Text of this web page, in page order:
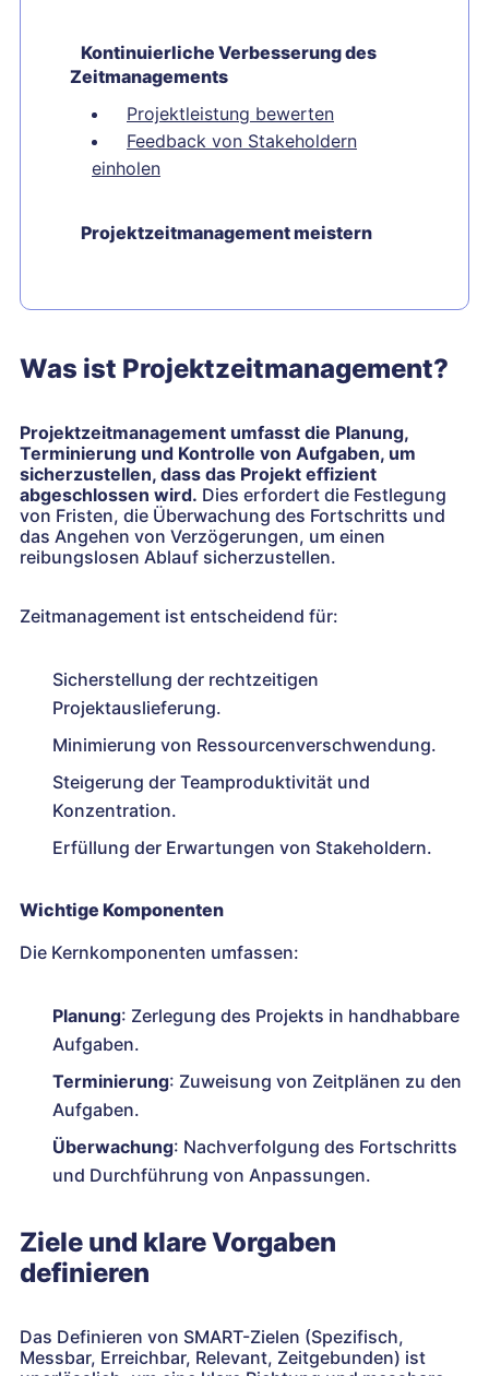
Kontinuierliche Verbesserung des
Zeitmanagements
Projektleistung bewerten
Feedback von Stakeholdern
einholen
Projektzeitmanagement meistern
Was ist Projektzeitmanagement?
Projektzeitmanagement umfasst die Planung,
Terminierung und Kontrolle von Aufgaben, um
sicherzustellen, dass das Projekt effizient
abgeschlossen wird. Dies erfordert die Festlegung
von Fristen, die Überwachung des Fortschritts und
das Angehen von Verzögerungen, um einen
reibungslosen Ablauf sicherzustellen.
Zeitmanagement ist entscheidend für:
Sicherstellung der rechtzeitigen
Projektauslieferung.
Minimierung von Ressourcenverschwendung.
Steigerung der Teamproduktivität und
Konzentration.
Erfüllung der Erwartungen von Stakeholdern.
Wichtige Komponenten
Die Kernkomponenten umfassen:
Planung: Zerlegung des Projekts in handhabbare
Aufgaben.
Terminierung: Zuweisung von Zeitplänen zu den
Aufgaben.
Überwachung: Nachverfolgung des Fortschritts
und Durchführung von Anpassungen.
Ziele und klare Vorgaben
definieren
Das Definieren von SMART-Zielen (Spezifisch,
Messbar, Erreichbar, Relevant, Zeitgebunden) ist